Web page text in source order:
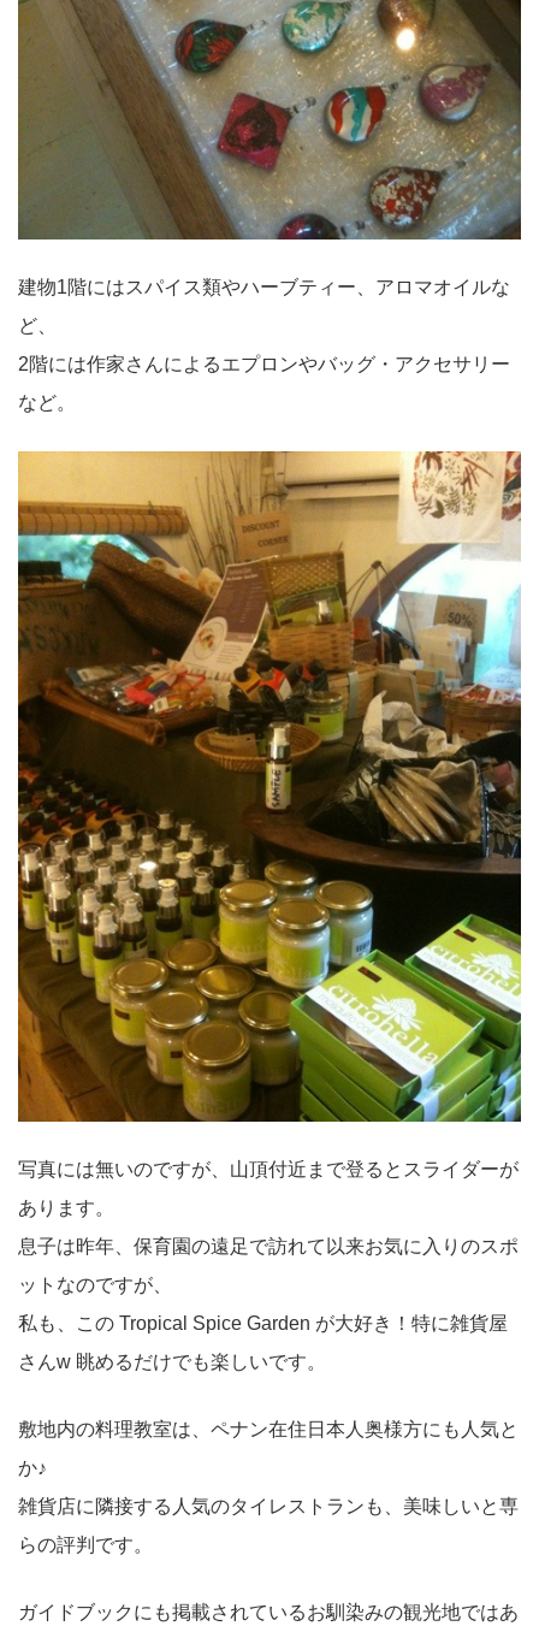
建物1階にはスパイス類やハーブティー、アロマオイルな
ど、
2階には作家さんによるエプロンやバッグ・アクセサリー
など。
写真には無いのですが、山頂付近まで登るとスライダーが
あります。
息子は昨年、保育園の遠足で訪れて以来お気に入りのスポ
ットなのですが、
私も、この Tropical Spice Garden が大好き！特に雑貨屋
さんw 眺めるだけでも楽しいです。
敷地内の料理教室は、ペナン在住日本人奥様方にも人気と
か♪
雑貨店に隣接する人気のタイレストランも、美味しいと専
らの評判です。
ガイドブックにも掲載されているお馴染みの観光地ではあ